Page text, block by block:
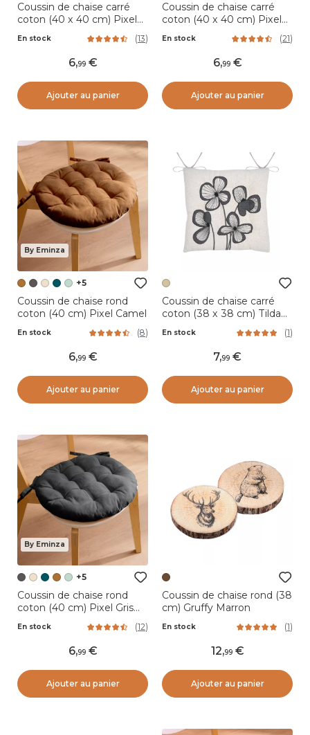
Coussin de chaise carré
coton (40 x 40 cm) Pixel
En stock (13)
6,99
Ajouter au panier
Coussin de chaise carré
coton (40 x 40 cm) Pixel
En stock (21)
6,99
Ajouter au panier
By Eminza
+5
Coussin de chaise rond
coton (40 cm) Pixel Camel
En stock (8)
6,99
Ajouter au panier
Coussin de chaise carré
coton (38 x 38 cm) Tilda
En stock (1)
7,99
Ajouter au panier
By Eminza
+5
Coussin de chaise rond
coton (40 cm) Pixel Gris
En stock (12)
6,99
Ajouter au panier
Coussin de chaise rond (38
cm) Gruffy Marron
En stock (1)
12,99
Ajouter au panier